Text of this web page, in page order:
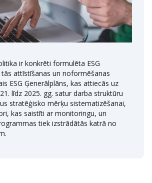
ir konkrēti formulēta ESG
tās attīstīšanas un noformēšanas
ESG Ģenerālplāns, kas attiecās uz
līdz 2025. gg. satur darba struktūru
stratēģisko mērķu sistematizēšanai,
kas saistīti ar monitoringu, un
tiek izstrādātās katrā no